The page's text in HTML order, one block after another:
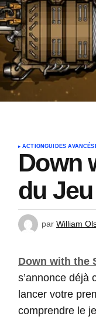
ACTIONGUIDES AVANCÉS
Down
du
par William
Down with the
s’annonce déjà
lancer votre
comprendre le